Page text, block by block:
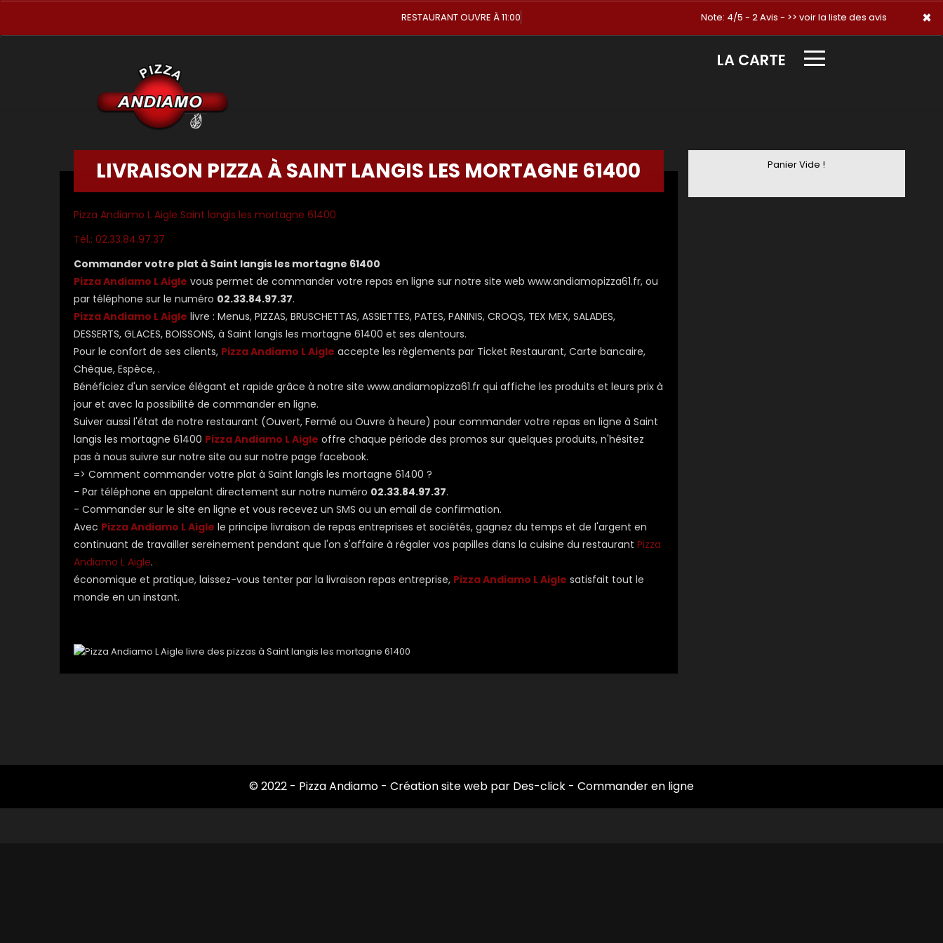
×
RESTAURANT OUVRE À 11:00 Note: 4/5 - 2 Avis - >> voir la liste des avis
LA CARTE
×
LIVRAISON PIZZA À SAINT LANGIS LES MORTAGNE 61400
Pizza Andiamo L Aigle Saint langis les mortagne 61400
Tél.: 02.33.84.97.37
Commander votre plat à Saint langis les mortagne 61400
Pizza Andiamo L Aigle vous permet de commander votre repas en ligne sur notre site web www.andiamopizza61.fr, ou
par téléphone sur le numéro 02.33.84.97.37.
Pizza Andiamo L Aigle livre : Menus, PIZZAS, BRUSCHETTAS, ASSIETTES, PATES, PANINIS, CROQS, TEX MEX, SALADES,
DESSERTS, GLACES, BOISSONS, à Saint langis les mortagne 61400 et ses alentours.
Pour le confort de ses clients, Pizza Andiamo L Aigle accepte les règlements par Ticket Restaurant, Carte bancaire,
Chèque, Espèce, .
Bénéficiez d'un service élégant et rapide grâce à notre site www.andiamopizza61.fr qui affiche les produits et leurs prix à
jour et avec la possibilité de commander en ligne.
Suiver aussi l'état de notre restaurant (Ouvert, Fermé ou Ouvre à heure) pour commander votre repas en ligne à Saint
langis les mortagne 61400 Pizza Andiamo L Aigle offre chaque période des promos sur quelques produits, n'hésitez
pas à nous suivre sur notre site ou sur notre page facebook.
=> Comment commander votre plat à Saint langis les mortagne 61400 ?
- Par téléphone en appelant directement sur notre numéro 02.33.84.97.37.
- Commander sur le site en ligne et vous recevez un SMS ou un email de confirmation.
Avec Pizza Andiamo L Aigle le principe livraison de repas entreprises et sociétés, gagnez du temps et de l'argent en
continuant de travailler sereinement pendant que l'on s'affaire à régaler vos papilles dans la cuisine du restaurant Pizza
Andiamo L Aigle.
économique et pratique, laissez-vous tenter par la livraison repas entreprise, Pizza Andiamo L Aigle satisfait tout le
monde en un instant.
Panier Vide !
© 2022 - Pizza Andiamo - Création site web par Des-click - Commander en ligne